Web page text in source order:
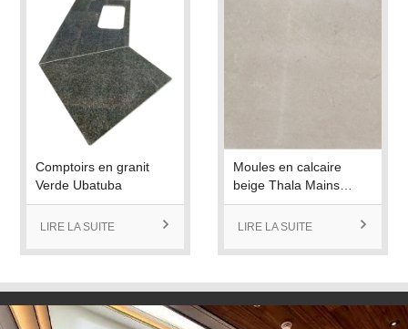
Comptoirs en granit
Verde Ubatuba
LIRE LA SUITE 
Moules en calcaire
beige Thala Mains
courantes Corniche
Pierre
LIRE LA SUITE 